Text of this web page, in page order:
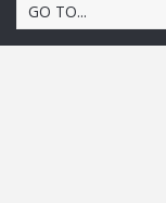
GO TO...